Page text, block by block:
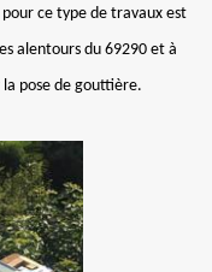
ce type de travaux est
alentours du 69290 et à
la pose de gouttière.